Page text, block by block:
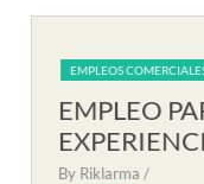
EMPLEOS
EMPLEO
SOPORTE
By Riklarma/